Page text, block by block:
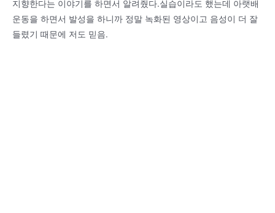
지향한다는 이야기를 하면서 알려줬다.실습이라도 했는데 아랫배
운동을 하면서 발성을 하니까 정말 녹화된 영상이고 음성이 더 잘
들렸기 때문에 저도 믿음.